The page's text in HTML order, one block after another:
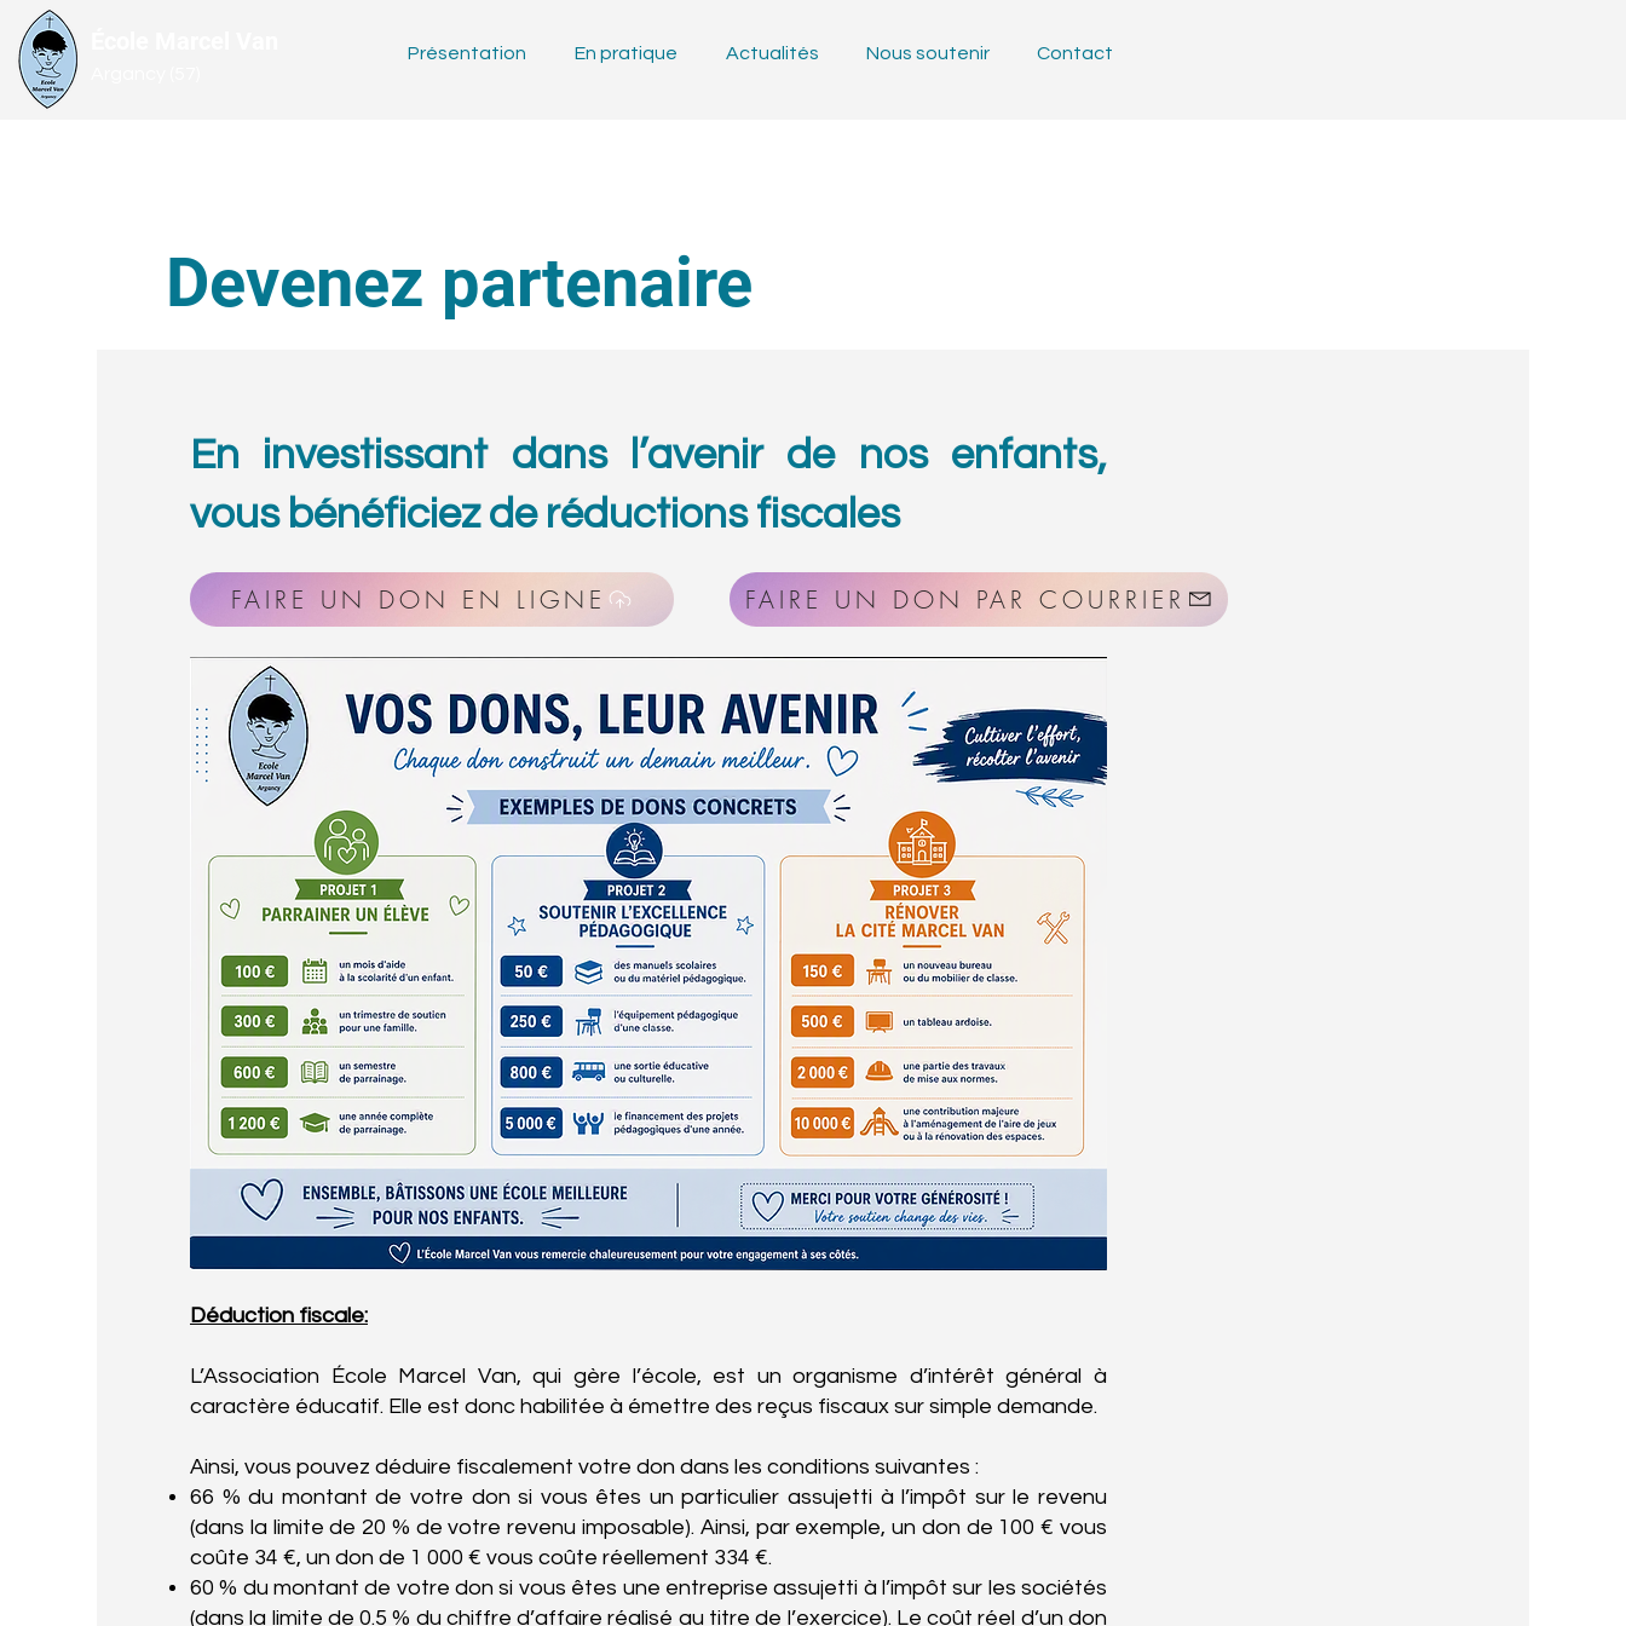
Présentation En pratique Actualités Nous soutenir Contact
Devenez partenaire
En investissant dans l’avenir de nos enfants,
vous bénéficiez de réductions fiscales
Déduction fiscale:
L’Association École Marcel Van, qui gère l’école, est un organisme d’intérêt général à
caractère éducatif. Elle est donc habilitée à émettre des reçus fiscaux sur simple demande.
Ainsi, vous pouvez déduire fiscalement votre don dans les conditions suivantes :
66 % du montant de votre don si vous êtes un particulier assujetti à l’impôt sur le revenu
(dans la limite de 20 % de votre revenu imposable). Ainsi, par exemple, un don de 100 € vous
coûte 34 €, un don de 1 000 € vous coûte réellement 334 €.
60 % du montant de votre don si vous êtes une entreprise assujetti à l’impôt sur les sociétés
(dans la limite de 0.5 % du chiffre d’affaire réalisé au titre de l’exercice). Le coût réel d’un don
FAIRE UN DON EN LIGNE FAIRE UN DON PAR COURRIER